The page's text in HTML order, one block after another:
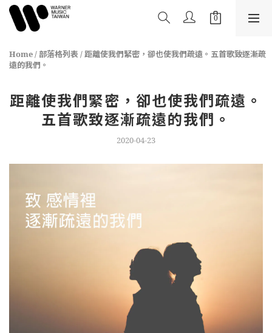
Home/ 部落格列表 /距離使我們緊密，卻也使我們疏遠。五首歌致逐漸疏
遠的我們。
距離使我們緊密，卻也使我們疏遠。
五首歌致逐漸疏遠的我們。
2020-04-23